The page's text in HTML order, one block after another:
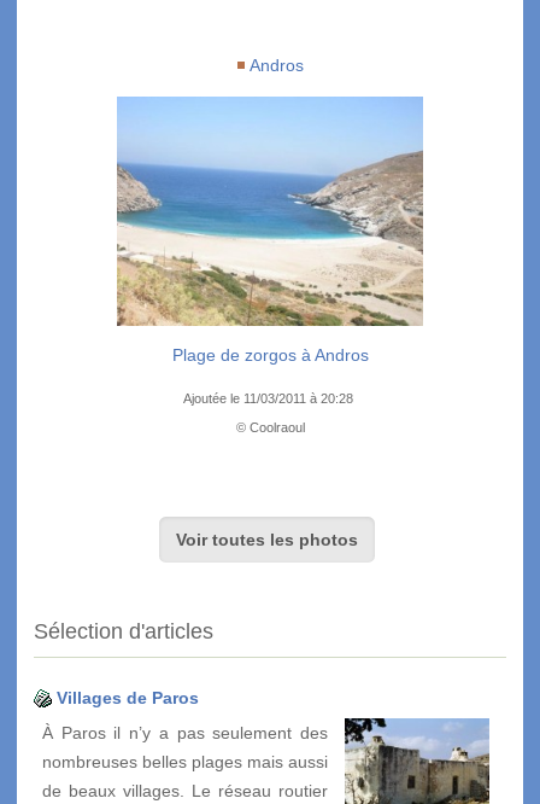
Andros
Plage de zorgos à Andros
Ajoutée le 11/03/2011 à 20:28
© Coolraoul
Voir toutes les photos
Sélection d'articles
Villages de Paros
À Paros il n’y a pas seulement des
nombreuses belles plages mais aussi
de beaux villages. Le réseau routier